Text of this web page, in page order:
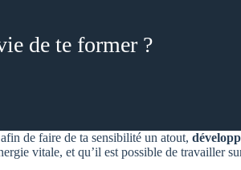
de te former ?
afin de faire de ta sensibilité un atout,
vitale, et qu’il est possible de travailler